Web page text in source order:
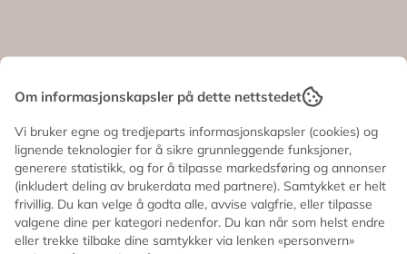
NEGLKLISTREMERKER
– Enhjørning
Regnbue – 200 ...
160,-
På lager
Kjøp
– Havfrue – 200
stk – ...
160,-
På lager
Kjøp
Om informasjonskapsler på dette nettstedet
Vi bruker egne og tredjeparts informasjonskapsler (cookies) og
lignende teknologier for å sikre grunnleggende funksjoner,
generere statistikk, og for å tilpasse markedsføring og annonser
(inkludert deling av brukerdata med partnere). Samtykket er helt
frivillig. Du kan velge å godta alle, avvise valgfrie, eller tilpasse
valgene dine per kategori nedenfor. Du kan når som helst endre
eller trekke tilbake dine samtykker via lenken «personvern»